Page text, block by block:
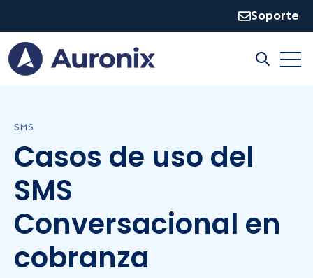
Soporte
Open
SMS
Casos de uso del
SMS
Conversacional en
cobranza